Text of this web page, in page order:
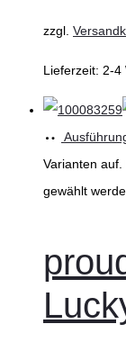
zzgl.
Lieferzeit: 2-4
Varianten
gewählt